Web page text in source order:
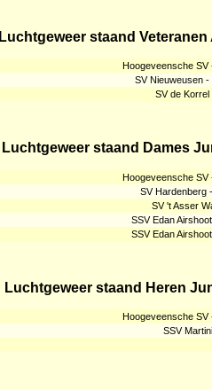
Luchtgeweer staand Veteranen
Hoogeveensche SV
SV Nieuweusen -
SV de Korrel
Luchtgeweer staand Dames
Hoogeveensche SV
SV Hardenberg
SV 't Asser
SSV Edan
SSV Edan
Luchtgeweer staand Heren
Hoogeveensche SV
SSV